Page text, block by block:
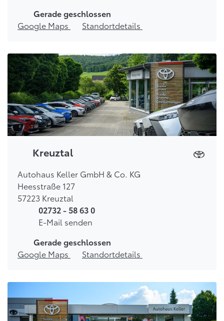
Gerade geschlossen
Google Maps Standortdetails
Kreuztal
Autohaus Keller GmbH & Co. KG
Heesstraße 127
57223 Kreuztal
02732 - 58 63 0
E-Mail senden
Gerade geschlossen
Google Maps Standortdetails